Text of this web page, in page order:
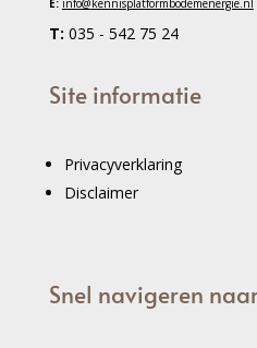
E: info@kennisplatformbodemenergie.nl
T: 035 - 542 75 24
Site informatie
Privacyverklaring
Disclaimer
Snel navigeren